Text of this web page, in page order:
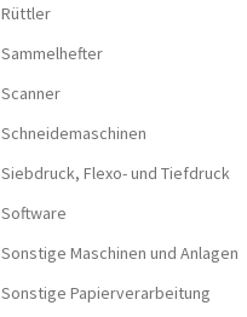
Rüttler
Sammelhefter
Scanner
Schneidemaschinen
Siebdruck, Flexo- und Tiefdruck
Software
Sonstige Maschinen und Anlagen
Sonstige Papierverarbeitung